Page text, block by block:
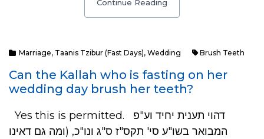
Continue Reading
Marriage, Taanis Tzibur (Fast Days), Wedding Brush Teeth
Can the Kallah who is fasting on her
wedding day brush her teeth?
Yes this is permitted. דהוי תענית יחיד וע"פ
המבואר בשו"ע סי' תקס"ז ס"ג ונו"כ, (ומה גם דאינו